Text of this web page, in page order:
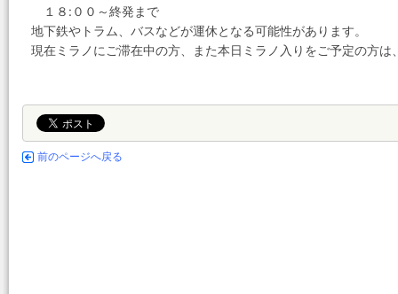
１８:００～終発まで
地下鉄やトラム、バスなどが運休となる可能性があります。
現在ミラノにご滞在中の方、また本日ミラノ入りをご予定の方
前のページへ戻る